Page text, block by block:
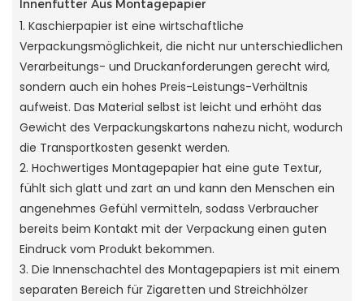
Innenfutter Aus Montagepapier
1. Kaschierpapier ist eine wirtschaftliche
Verpackungsmöglichkeit, die nicht nur unterschiedlichen
Verarbeitungs- und Druckanforderungen gerecht wird,
sondern auch ein hohes Preis-Leistungs-Verhältnis
aufweist. Das Material selbst ist leicht und erhöht das
Gewicht des Verpackungskartons nahezu nicht, wodurch
die Transportkosten gesenkt werden.
2. Hochwertiges Montagepapier hat eine gute Textur,
fühlt sich glatt und zart an und kann den Menschen ein
angenehmes Gefühl vermitteln, sodass Verbraucher
bereits beim Kontakt mit der Verpackung einen guten
Eindruck vom Produkt bekommen.
3. Die Innenschachtel des Montagepapiers ist mit einem
separaten Bereich für Zigaretten und Streichhölzer